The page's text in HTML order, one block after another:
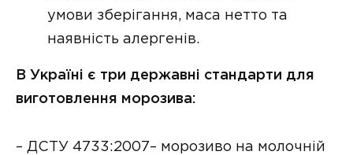
умови зберігання, маса нетто та
наявність алергенів.
В Україні є три державні стандарти для
виготовлення морозива:
– ДСТУ 4733:2007– морозиво на молочній